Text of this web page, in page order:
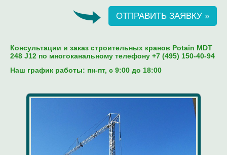
ОТПРАВИТЬ ЗАЯВКУ »
Консультации и заказ строительных кранов Potain MDT
248 J12 по многоканальному телефону +7 (495) 150-40-94
Наш график работы: пн-пт, c 9:00 до 18:00